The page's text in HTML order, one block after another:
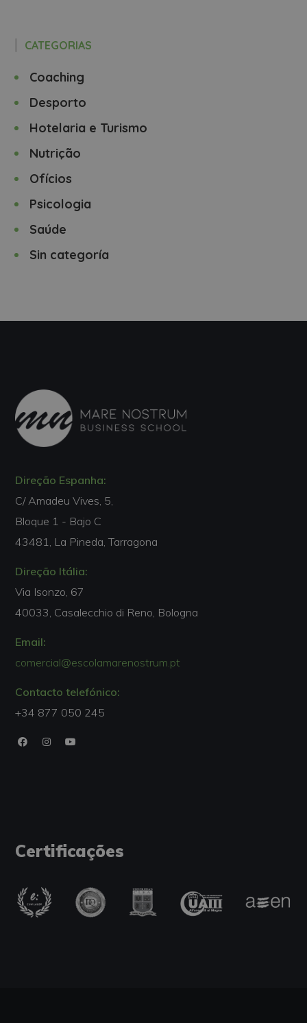
CATEGORIAS
Coaching
Desporto
Hotelaria e Turismo
Nutrição
Ofícios
Psicologia
Saúde
Sin categoría
Direção Espanha:
C/ Amadeu Vives, 5,
Bloque 1 - Bajo C
43481, La Pineda, Tarragona
Direção Itália:
Via Isonzo, 67
40033, Casalecchio di Reno, Bologna
Email:
comercial@escolamarenostrum.pt
Contacto telefónico:
+34 877 050 245
Certificações